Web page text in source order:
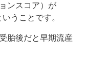
ンスコア）が
うことです。
胎後だと早期流産